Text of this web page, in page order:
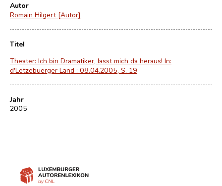
Autor
Romain Hilgert [Autor]
Titel
Theater: Ich bin Dramatiker, lasst mich da heraus! In:
d'Lëtzebuerger Land : 08.04.2005, S. 19
Jahr
2005